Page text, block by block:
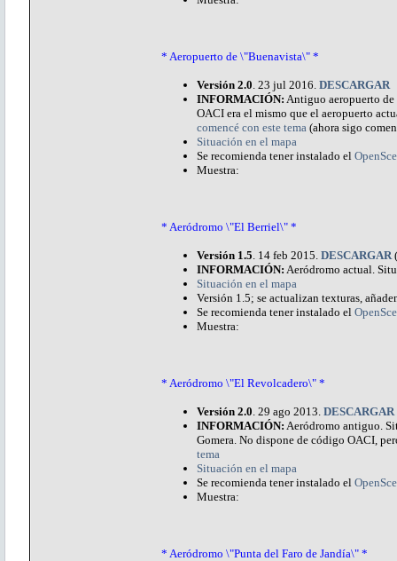
* Aeropuerto de \"Buenavista\" *
Versión 2.0 . 23 jul 2016. DESCARGAR
INFORMACIÓN: Antiguo aeropuerto
OACI era el mismo que el aeropuerto
comencé con este tema (ahora sigo
Situación en el mapa
Se recomienda tener instalado el
Muestra:
* Aeródromo \"El Berriel\" *
Versión 1.5 . 14 feb 2015. DESCARGAR
INFORMACIÓN: Aeródromo actual.
Situación en el mapa
Versión 1.5; se actualizan texturas,
Se recomienda tener instalado el
Muestra:
* Aeródromo \"El Revolcadero\" *
Versión 2.0 . 29 ago 2013. DESCARGAR
INFORMACIÓN: Aeródromo antiguo.
Gomera. No dispone de código OACI,
tema
Situación en el mapa
Se recomienda tener instalado el
Muestra:
* Aeródromo \"Punta del Faro de Jandía\" *